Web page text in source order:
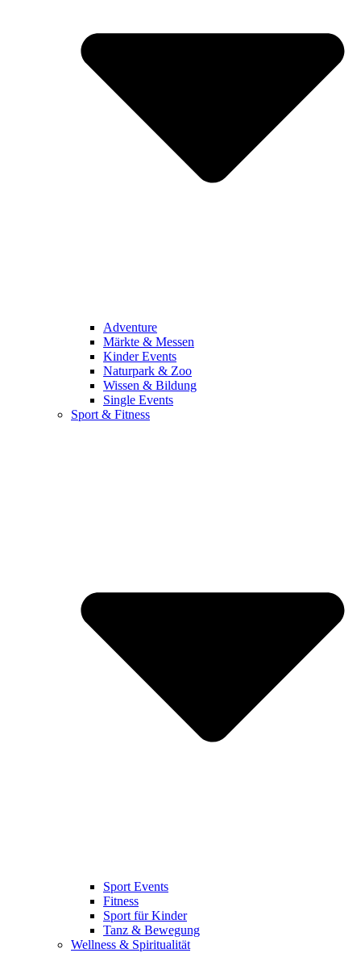
Adventure
Märkte & Messen
Kinder Events
Naturpark & Zoo
Wissen & Bildung
Single Events
Sport & Fitness
Sport Events
Fitness
Sport für Kinder
Tanz & Bewegung
Wellness & Spiritualität